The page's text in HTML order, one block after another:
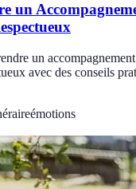
un
un
avec des conseils
émotions